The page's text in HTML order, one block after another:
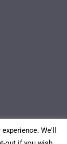
We'll